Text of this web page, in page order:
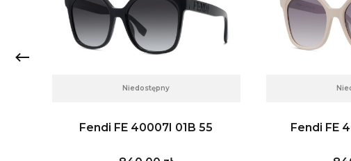
Niedostępny
Fendi FE 40007I 01B 55 Fendi FE